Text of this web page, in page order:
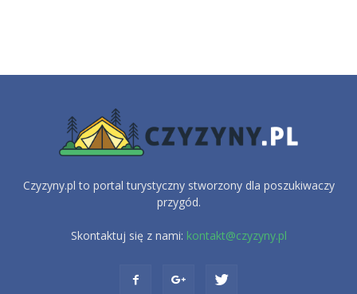
Czyzyny.pl to portal turystyczny stworzony dla poszukiwaczy
przygód.
Skontaktuj się z nami: kontakt@czyzyny.pl